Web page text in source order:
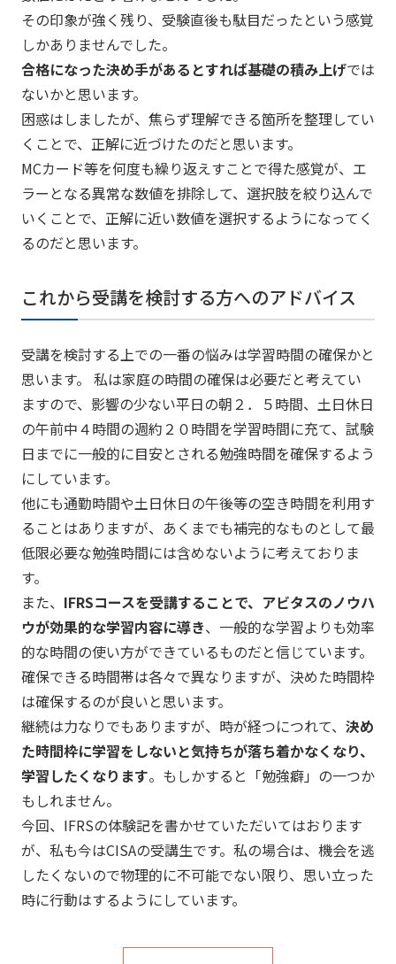
その印象が強く残り、受験直後も駄目だったという感覚
しかありませんでした。
合格になった決め手があるとすれば基礎の積み上げでは
ないかと思います。
困惑はしましたが、焦らず理解できる箇所を整理してい
くことで、正解に近づけたのだと思います。
MCカード等を何度も繰り返えすことで得た感覚が、エ
ラーとなる異常な数値を排除して、選択肢を絞り込んで
いくことで、正解に近い数値を選択するようになってく
るのだと思います。
これから受講を検討する方へのアドバイス
受講を検討する上での一番の悩みは学習時間の確保かと
思います。 私は家庭の時間の確保は必要だと考えてい
ますので、影響の少ない平日の朝２．５時間、土日休日
の午前中４時間の週約２０時間を学習時間に充て、試験
日までに一般的に目安とされる勉強時間を確保するよう
にしています。
他にも通勤時間や土日休日の午後等の空き時間を利用す
ることはありますが、あくまでも補完的なものとして最
低限必要な勉強時間には含めないように考えておりま
す。
また、 IFRSコースを受講することで、アビタスのノウハ
ウが効果的な学習内容に導き、一般的な学習よりも効率
的な時間の使い方ができているものだと信じています。
確保できる時間帯は各々で異なりますが、決めた時間枠
は確保するのが良いと思います。
継続は力なりでもありますが、時が経つにつれて、 決め
た時間枠に学習をしないと気持ちが落ち着かなくなり、
学習したくなります。もしかすると「勉強癖」の一つか
もしれません。
今回、IFRSの体験記を書かせていただいてはおります
が、私も今はCISAの受講生です。私の場合は、機会を逃
したくないので物理的に不可能でない限り、思い立った
時に行動はするようにしています。